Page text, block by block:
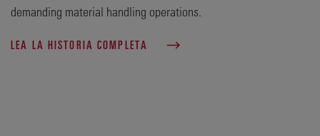
demanding material handling operations.
LEA LA HISTORIA COMPLETA